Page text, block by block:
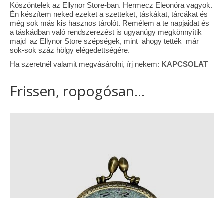
Köszöntelek az Ellynor Store-ban. Hermecz Eleonóra vagyok.
Én készítem neked ezeket a szetteket, táskákat, tárcákat és
még sok más kis hasznos tárolót. Remélem a te napjaidat és
a táskádban való rendszerezést is ugyanúgy megkönnyítik
majd az Ellynor Store szépségek, mint ahogy tették már
sok-sok száz hölgy elégedettségére.
Ha szeretnél valamit megvásárolni, írj nekem: KAPCSOLAT
Frissen, ropogósan...